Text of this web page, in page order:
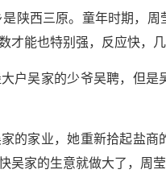
陕西三原。童年时期，
才能也特别强，反应快，
户吴家的少爷吴聘，但
的家业，她重新拾起盐商
吴家的生意就做大了，周莹